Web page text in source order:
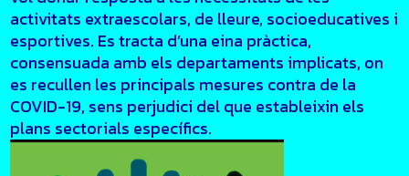
activitats extraescolars, de lleure, socioeducatives i
esportives. Es tracta d’una eina pràctica,
consensuada amb els departaments implicats, on
es recullen les principals mesures contra de la
COVID-19, sens perjudici del que estableixin els
plans sectorials específics.